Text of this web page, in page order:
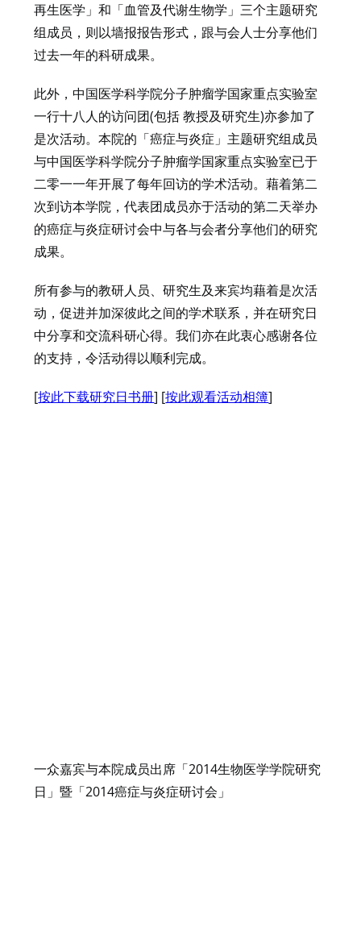
再生医学」和「血管及代谢生物学」三个主题研究
组成员，则以墙报报告形式，跟与会人士分享他们
过去一年的科研成果。
此外，中国医学科学院分子肿瘤学国家重点实验室
一行十八人的访问团(包括 教授及研究生)亦参加了
是次活动。本院的「癌症与炎症」主题研究组成员
与中国医学科学院分子肿瘤学国家重点实验室已于
二零一一年开展了每年回访的学术活动。藉着第二
次到访本学院，代表团成员亦于活动的第二天举办
的癌症与炎症研讨会中与各与会者分享他们的研究
成果。
所有参与的教研人员、研究生及来宾均藉着是次活
动，促进并加深彼此之间的学术联系，并在研究日
中分享和交流科研心得。我们亦在此衷心感谢各位
的支持，令活动得以顺利完成。
[按此下载研究日书册] [按此观看活动相簿]
一众嘉宾与本院成员出席「2014生物医学学院研究
日」暨「2014癌症与炎症研讨会」